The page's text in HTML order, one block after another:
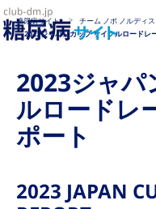
糖尿病サイト
チーム ノボ ノルディ
2023ジャパンカップ サイクルロードレ
2023ジャパ
ルロードレ
ポート
2023 JAPAN